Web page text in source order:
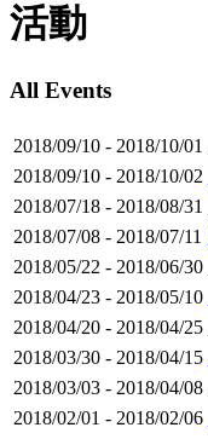
活動
All Events
2018/09/10 - 2018/10/01
2018/09/10 - 2018/10/02
2018/07/18 - 2018/08/31
2018/07/08 - 2018/07/11
2018/05/22 - 2018/06/30
2018/04/23 - 2018/05/10
2018/04/20 - 2018/04/25
2018/03/30 - 2018/04/15
2018/03/03 - 2018/04/08
2018/02/01 - 2018/02/06